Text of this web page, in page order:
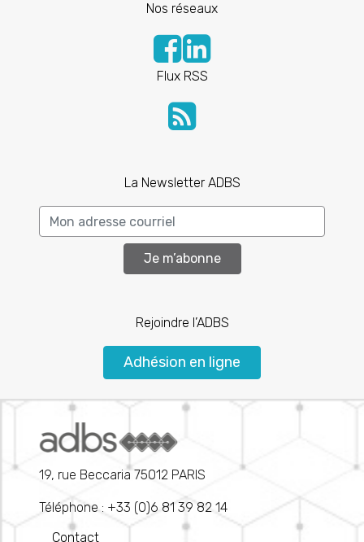
Nos réseaux
Flux RSS
La Newsletter ADBS
Je m’abonne
Rejoindre l’ADBS
Adhésion en ligne
19, rue Beccaria 75012 PARIS
Téléphone : +33 (0)6 81 39 82 14
Contact